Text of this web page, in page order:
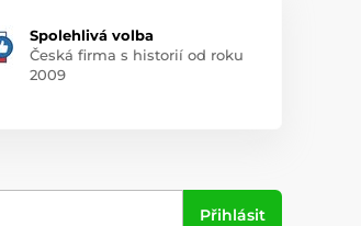
Spolehlivá volba
Česká firma s historií od roku
2009
Přihlásit